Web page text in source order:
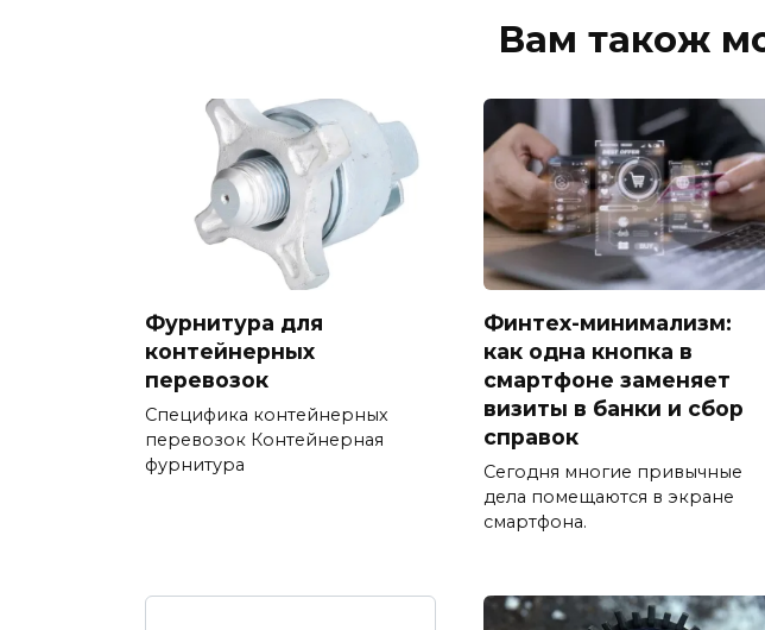
Вам також
Фурнитура для
контейнерных
перевозок
Специфика контейнерных
перевозок Контейнерная
фурнитура
Финтех-минимализм:
как одна кнопка в
смартфоне заменяет
визиты в банки и сбор
справок
Сегодня многие привычные
дела помещаются в экране
смартфона.